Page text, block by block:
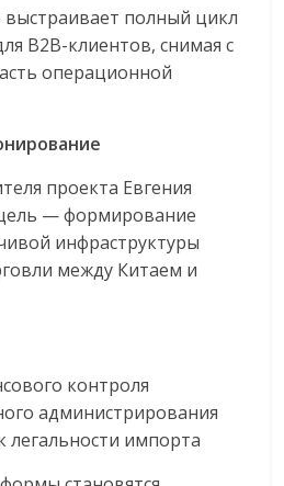
полный цикл
B2B-клиентов, снимая с
операционной
проекта Евгения
— формирование
инфраструктуры
между Китаем и
контроля
администрирования
легальности импорта